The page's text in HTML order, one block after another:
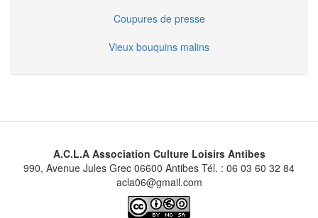
Coupures de presse
Vieux bouquins malins
A.C.L.A Association Culture Loisirs Antibes
990, Avenue Jules Grec 06600 Antibes Tél. : 06 03 60 32 84
acla06@gmail.com